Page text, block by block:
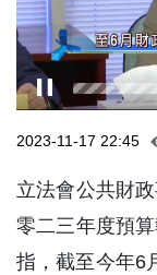
2023-11-17 22:45
立法會公共財
零二三年度預
指，截至今年6